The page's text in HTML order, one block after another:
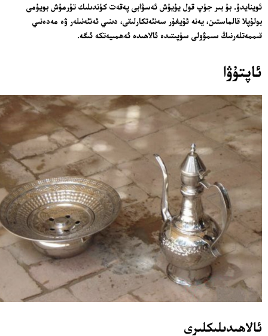
ئوينايدۇ. بۇ بىر جۈپ قول يۇيۇش ئەسۋابى پەقەت كۈندىلىك تۇرمۇش بويۇمى
بولۇپلا قالماستىن، يەنە ئۇيغۇر سەنئەتكارلىقى، دىنىي ئەنئەنىلەر ۋە مەدەنىي
قىممەتلەرنىڭ سىمۋولى سۈپىتىدە ئالاھىدە ئەھمىيەتكە ئىگە.
ئاپتۇۋا
ئالاھىدىلىكلىرى